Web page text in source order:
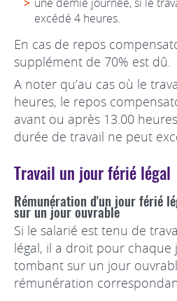
une demie journée, si le
excédé 4 heures.
En cas de repos
supplément de 70% est dû.
A noter qu’au cas où le
heures, le repos
avant ou après 13.00
durée de travail ne peut
Travail un jour férié légal
Rémunération d'un jour férié
sur un jour ouvrable
Si le salarié est tenu de
légal, il a droit pour chaque
tombant sur un jour
rémunération